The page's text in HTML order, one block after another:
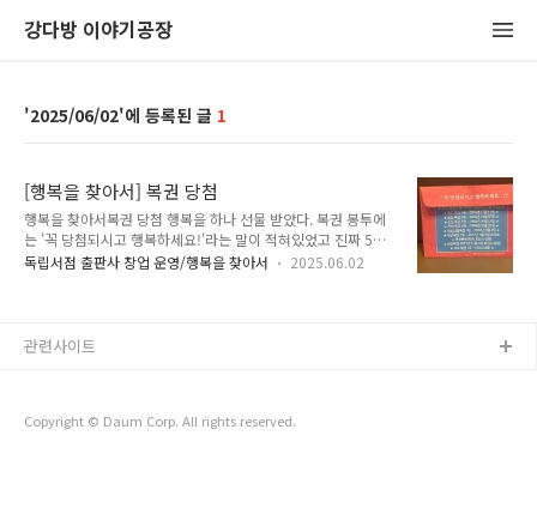
강다방 이야기공장
2025/06/02 1
[행복을 찾아서] 복권 당첨
행복을 찾아서복권 당첨 행복을 하나 선물 받았다. 복권 봉투에
는 '꼭 당첨되시고 행복하세요!'라는 말이 적혀있었고 진짜 5등
이 당첨되었다. 여러분들도 꼭 행복하길! 누군가에게 행복을 선
독립서점 출판사 창업 운영/행복을 찾아서 2025.06.02
Copyright © Daum Corp. All rights reserved.
관련사이트